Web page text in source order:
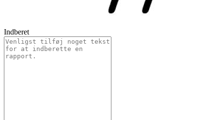
Indberet